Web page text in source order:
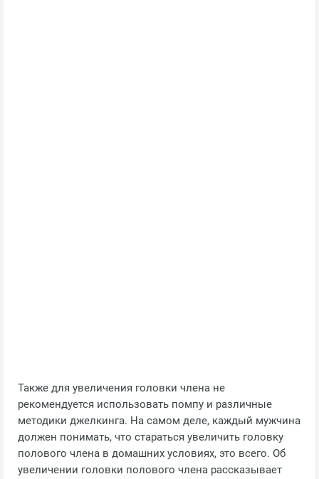
Также для увеличения головки члена не
рекомендуется использовать помпу и различные
методики джелкинга. На самом деле, каждый мужчина
должен понимать, что стараться увеличить головку
полового члена в домашних условиях, это всего. Об
увеличении головки полового члена рассказывает